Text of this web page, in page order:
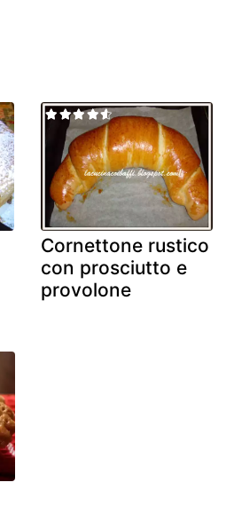
Cornettone rustico
con prosciutto e
provolone